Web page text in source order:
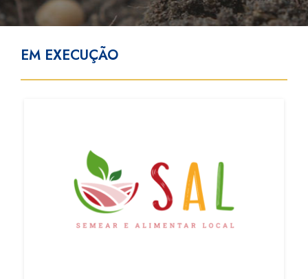
EM EXECUÇÃO